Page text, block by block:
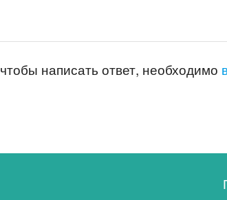
чтобы написать ответ, необходимо